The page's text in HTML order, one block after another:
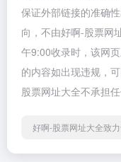
保证外部链接的准确
向，不由好啊-股票网
午9:00收录时，该网
的内容如出现违规，
股票网址大全不承担任
好啊-股票网址大全致